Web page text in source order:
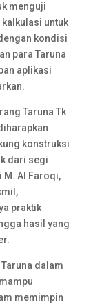
menguji
untuk
kondisi
para Taruna
aplikasi
Taruna Tk
konstruksi
dari segi
M. Al Faroqi,
praktik
hasil yang
dalam
memimpin